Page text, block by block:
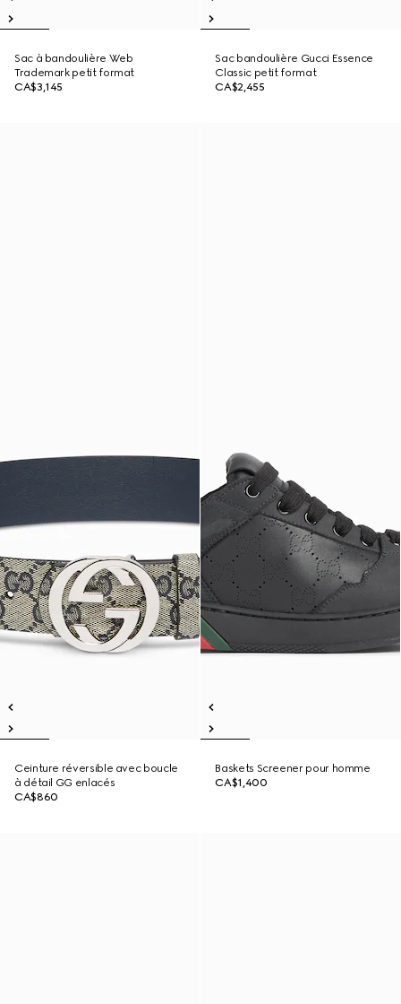
Sac à bandoulière Web
Trademark petit format
CA$3,145
Sac bandoulière Gucci Essence
Classic petit format
CA$2,455
Ceinture réversible avec boucle
à détail GG enlacés
CA$860
Baskets Screener pour homme
CA$1,400